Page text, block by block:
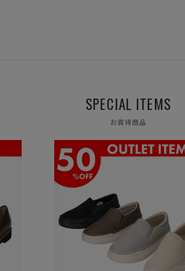
SPECIAL ITEMS
お買得商品
。予めご了承下さい。
はお問い合せよりご連絡下さい。